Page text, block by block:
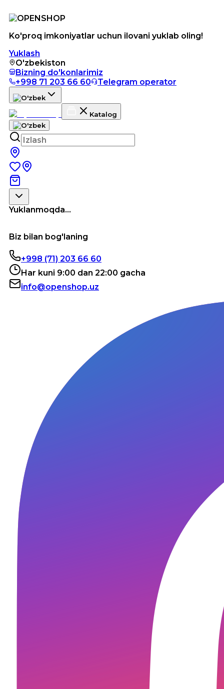
Ko'proq imkoniyatlar uchun ilovani yuklab oling!
Yuklash
O'zbekiston
Bizning do'konlarimiz
+998 71 203 66 60
Telegram operator
Katalog
Yuklanmoqda...
Biz bilan bog'laning
+998 (71) 203 66 60
Har kuni 9:00 dan 22:00 gacha
info@openshop.uz